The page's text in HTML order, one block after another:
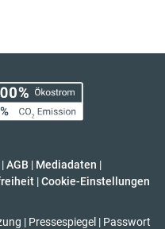
|AGB | Mediadaten |
| Cookie-Einstellungen
| Pressespiegel | Passwort